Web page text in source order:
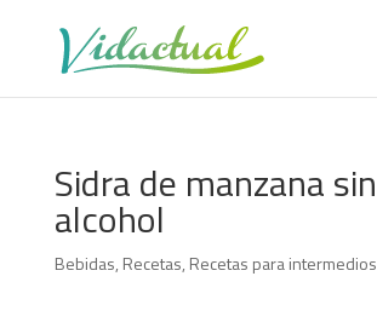
Sidra de manzana sin
alcohol
Bebidas, Recetas, Recetas para intermedios